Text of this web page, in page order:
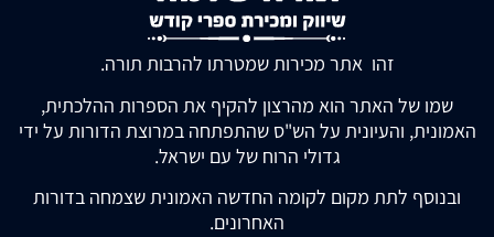
זהו אתר מכירות שמטרתו להרבות תורה.
שמו של האתר הוא מהרצון להקיף את הספרות ההלכתית,
האמונית, והעיונית על הש"ס שהתפתחה במרוצת הדורות על ידי
גדולי הרוח של עם ישראל.
ובנוסף לתת מקום לקומה החדשה האמונית שצמחה בדורות
האחרונים.